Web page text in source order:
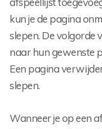
kun je de pagina
slepen. De volgorde
naar hun gewenste
Een pagina
slepen.
Wanneer je op een